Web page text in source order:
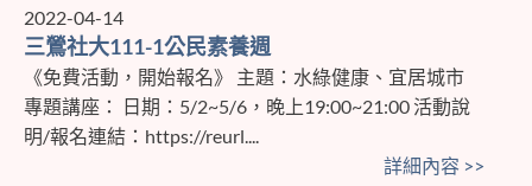
2022-04-14
三鶯社大111-1公民素養週
《免費活動，開始報名》 主題：水綠健康、宜居城市
專題講座： 日期：5/2~5/6，晚上19:00~21:00 活動說
明/報名連結：https://reurl....
詳細內容 >>